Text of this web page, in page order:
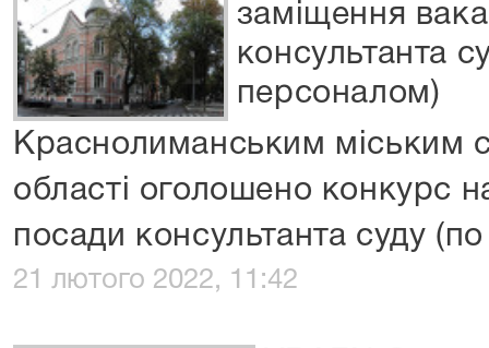
заміщення
консультанта
персоналом)
Краснолиманським міським
області оголошено конкурс
посади консультанта суду
21 лютого 2022, 11:42